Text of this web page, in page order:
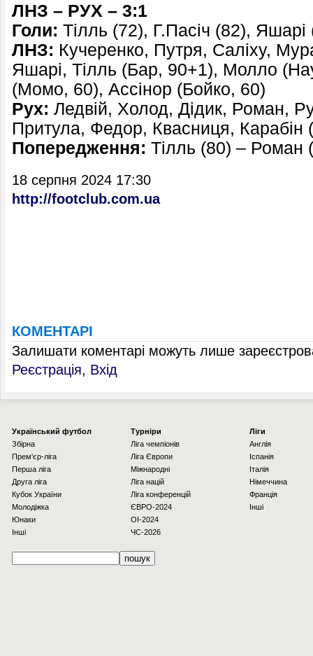
ЛНЗ – РУХ – 3:1
Голи: Тілль (72), Г.Пасіч (82),
ЛНЗ: Кучеренко, Путря, Саліху,
Яшарі, Тілль (Бар, 90+1), Молло
(Момо, 60), Ассінор (Бойко, 60)
Рух: Ледвій, Холод, Дідик, Роман,
Притула, Федор, Квасниця, Карабін
Попередження: Тілль (80) – Роман
18 серпня 2024 17:30
http://footclub.com.ua
КОМЕНТАРІ
Залишати коментарі можуть лише
Реєстрація, Вхід
Українcький футбол
Збірна
Прем'єр-ліга
Перша ліга
Друга ліга
Кубок України
Молодіжка
Юнаки
Інші
Турніри
Ліга чемпіонів
Ліга Європи
Міжнародні
Ліга націй
Ліга конференцій
ЄВРО-2024
OI-2024
ЧС-2026
Ліги
Англія
Іспанія
Італія
Німеччина
Франція
Інші